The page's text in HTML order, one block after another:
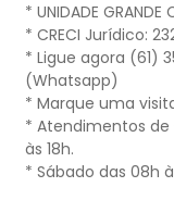
* UNIDADE GRANDE
* CRECI Jurídico:
* Ligue agora (61)
(Whatsapp)
* Marque uma
* Atendimentos
às 18h.
* Sábado das 08h